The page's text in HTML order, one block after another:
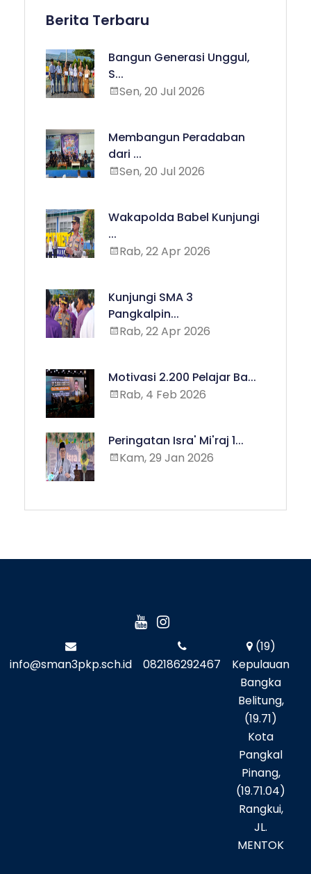
Berita Terbaru
Bangun Generasi Unggul,
S...
Sen, 20 Jul 2026
Membangun Peradaban
dari ...
Sen, 20 Jul 2026
Wakapolda Babel Kunjungi
...
Rab, 22 Apr 2026
Kunjungi SMA 3
Pangkalpin...
Rab, 22 Apr 2026
Motivasi 2.200 Pelajar Ba...
Rab, 4 Feb 2026
Peringatan Isra' Mi'raj 1...
Kam, 29 Jan 2026
info@sman3pkp.sch.id 082186292467
(19)
Kepulauan
Bangka
Belitung,
(19.71)
Kota
Pangkal
Pinang,
(19.71.04)
Rangkui,
JL.
MENTOK